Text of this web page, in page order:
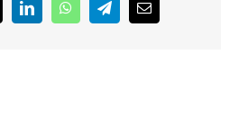
LinkedInWhatsAppTelegramEmail